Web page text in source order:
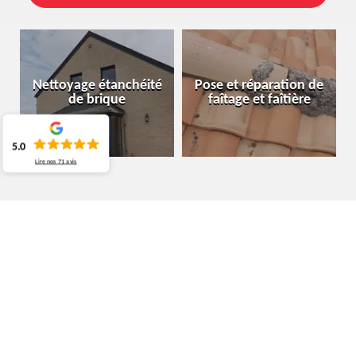
Nettoyage étanchéité
de brique
Pose et réparation de
faîtage et faîtière
5.0
Lire nos71 avis